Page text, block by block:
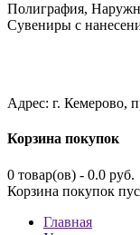
Полиграфия,
Сувениры с
Адрес: г. Кемерово,
Корзина покупок
0 товар(ов) - 0.0 руб.
Корзина покупок
Главная